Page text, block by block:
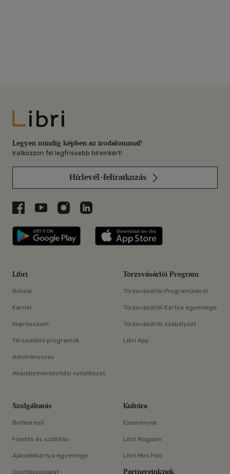
Libri
Legyen mindig képben az irodalommal!
Iratkozzon fel legfrissebb híreinkért!
Hírlevél-feliratkozás
Libri a Facebookon
Libri a Youtube-on
Libri az Instagramon
Libri a LinkedInen
Libri applikáció Szerezd meg: Google
Libri
Rólunk
Karrier
Impresszum
Társadalmi programok
Adományozás
Akadálymentesítési nyilatkozat
Törzsvásárlói Program
Törzsvásárlói Programunkról
Törzsvásárlói Kártya egyenlege
Törzsvásárlói szabályzat
Libri App
Szolgáltatás
Boltkereső
Fizetés és szállítás
Ajándékkártya egyenlege
Ügyfélszolgálat
Kultúra
Események
Libri Magazin
Libri Mini Polc
Partnereinknek